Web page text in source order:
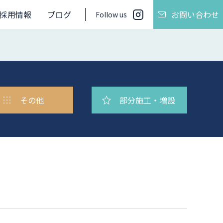
用情報 ブログ Follow us お問い合わせ
その他 部分施工・ 増設